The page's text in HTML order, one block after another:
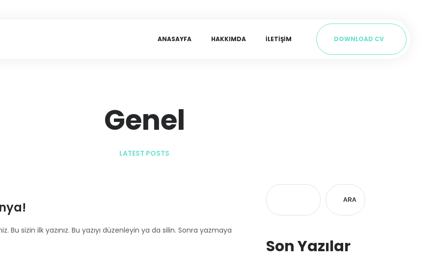
DOWNLOAD CV
ANASAYFA HAKKIMDA İLETIŞIM
Genel
LATEST POSTS
Bu sizin ilk yazınız. Bu yazıyı düzenleyin ya da silin. Sonra yazmaya
ARA
Son Yazılar